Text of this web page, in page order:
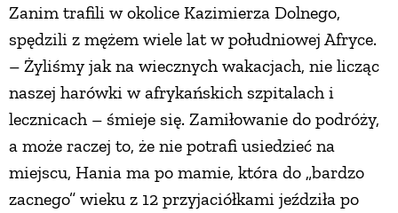
Zanim trafili w okolice Kazimierza Dolnego,
spędzili z mężem wiele lat w południowej Afryce.
– Żyliśmy jak na wiecznych wakacjach, nie licząc
naszej harówki w afrykańskich szpitalach i
lecznicach – śmieje się. Zamiłowanie do podróży,
a może raczej to, że nie potrafi usiedzieć na
miejscu, Hania ma po mamie, która do „bardzo
zacnego” wieku z 12 przyjaciółkami jeździła po